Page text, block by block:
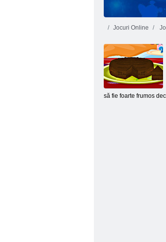
Produs
Jocuri Online
să fie foarte frumos